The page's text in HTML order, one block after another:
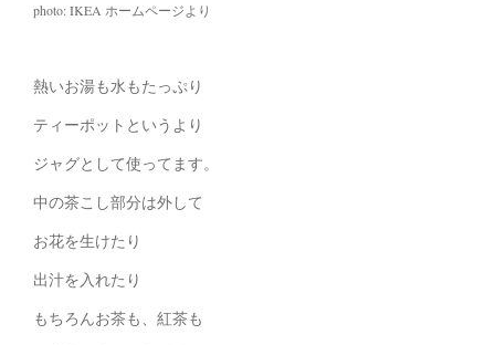
photo: IKEA ホームページより
熱いお湯も水もたっぷり
ティーポットというより
ジャグとして使ってます。
中の茶こし部分は外して
お花を生けたり
出汁を入れたり
もちろんお茶も、紅茶も